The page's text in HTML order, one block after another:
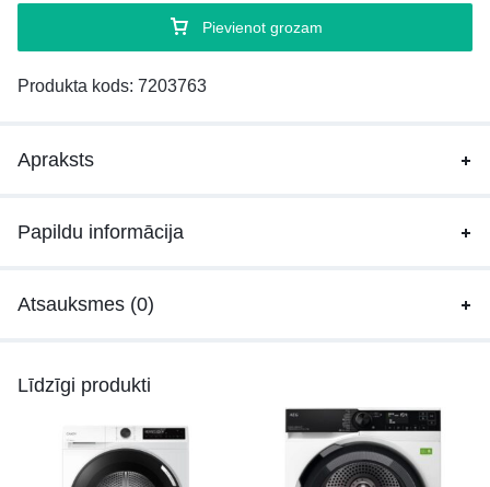
Pievienot grozam
Produkta kods: 7203763
Apraksts
Papildu informācija
Atsauksmes (0)
Līdzīgi produkti